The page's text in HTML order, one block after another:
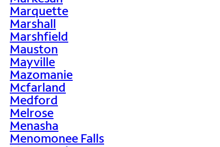
Marquette
Marshall
Marshfield
Mauston
Mayville
Mazomanie
Mcfarland
Medford
Melrose
Menasha
Menomonee Falls